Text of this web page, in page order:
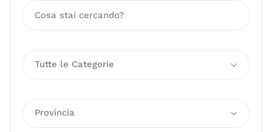
Tutte le Categorie
Provincia